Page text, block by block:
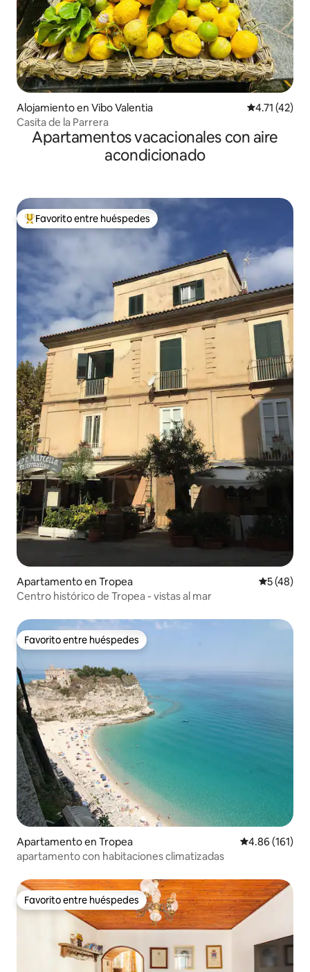
Alojamiento en Vibo Valentia Calificación
4.71 (42)
Casita de la Parrera
Apartamentos vacacionales con aire
acondicionado
Favorito entre huéspedes preferido
Favorito entre huéspedes
Apartamento en Tropea
5 (48)
Centro histórico de Tropea - vistas al mar
Favorito entre huéspedes
Favorito entre huéspedes
Apartamento en Tropea Calificación
4.86 (161)
apartamento con habitaciones climatizadas
Favorito entre huéspedes
Favorito entre huéspedes